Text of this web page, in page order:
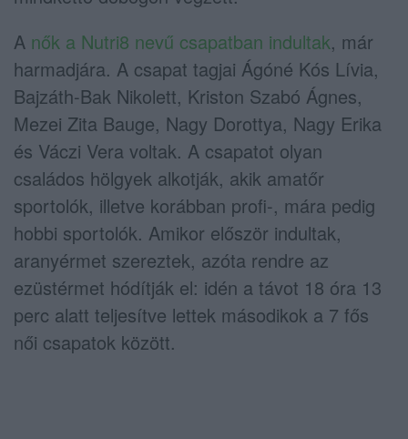
A nők a Nutri8 nevű csapatban indultak, már
harmadjára. A csapat tagjai Ágóné Kós Lívia,
Bajzáth-Bak Nikolett, Kriston Szabó Ágnes,
Mezei Zita Bauge, Nagy Dorottya, Nagy Erika
és Váczi Vera voltak. A csapatot olyan
családos hölgyek alkotják, akik amatőr
sportolók, illetve korábban profi-, mára pedig
hobbi sportolók. Amikor először indultak,
aranyérmet szereztek, azóta rendre az
ezüstérmet hódítják el: idén a távot 18 óra 13
perc alatt teljesítve lettek másodikok a 7 fős
női csapatok között.